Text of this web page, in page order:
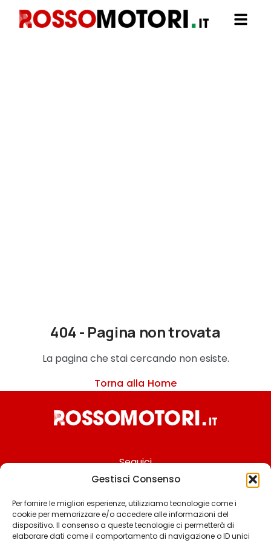
Gestisci Consenso
Per fornire le migliori esperienze, utilizziamo tecnologie come i
cookie per memorizzare e/o accedere alle informazioni del
dispositivo. Il consenso a queste tecnologie ci permetterà di
elaborare dati come il comportamento di navigazione o ID unici
404 - Pagina non trovata
La pagina che stai cercando non esiste.
Torna alla Home
Seguici
Chi siamo